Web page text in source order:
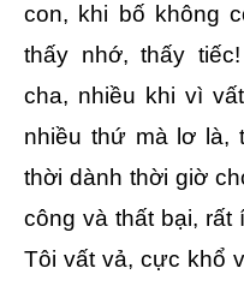
con, khi bố không
thấy nhớ, thấy
cha, nhiều khi vì
nhiều thứ mà lơ là,
thời dành thời giờ
công và thất bại, rất
Tôi vất vả, cực khổ